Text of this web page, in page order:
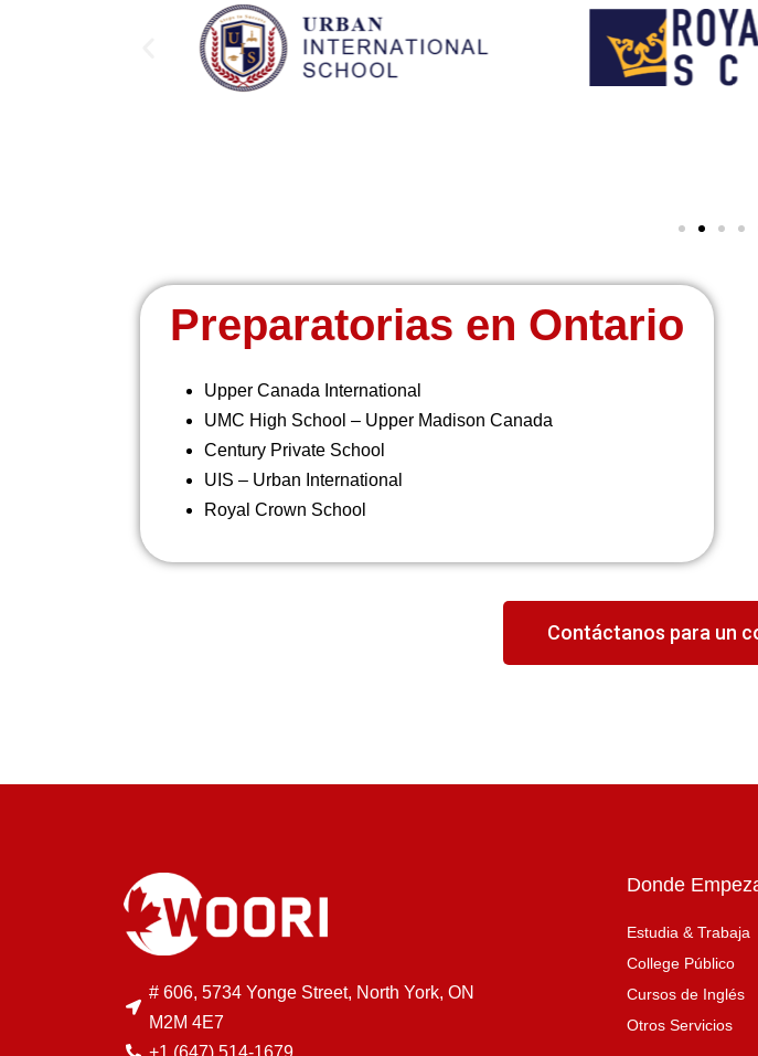
Preparatorias en Ontario
Upper Canada International
UMC High School – Upper Madison Canada
Century Private School
UIS – Urban International
Royal Crown School
Contáctanos para un
# 606, 5734 Yonge Street, North York, ON
M2M 4E7
+1 (647) 514-1679
Donde
Estudia & Trabaja
College Público
Cursos de Inglés
Otros Servicios